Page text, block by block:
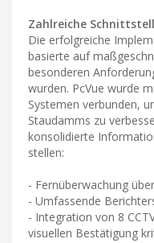
Zahlreiche
Die erfolgreiche
basierte auf
besonderen
wurden. PcVue wurde
Systemen verbunden,
Staudamms zu
konsolidierte
stellen:
- Fernüberwachung
- Umfassende
- Integration von 8
visuellen Bestätigung